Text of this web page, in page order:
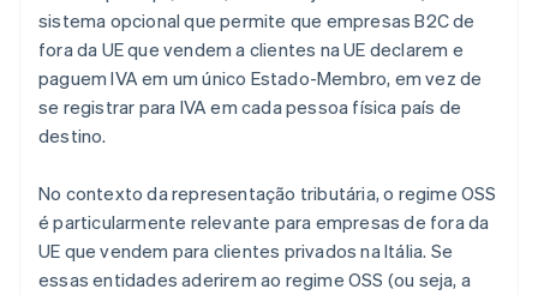
sistema opcional que permite que empresas B2C de
fora da UE que vendem a clientes na UE declarem e
paguem IVA em um único Estado-Membro, em vez de
se registrar para IVA em cada pessoa física país de
destino.
No contexto da representação tributária, o regime OSS
é particularmente relevante para empresas de fora da
UE que vendem para clientes privados na Itália. Se
essas entidades aderirem ao regime OSS (ou seja, a